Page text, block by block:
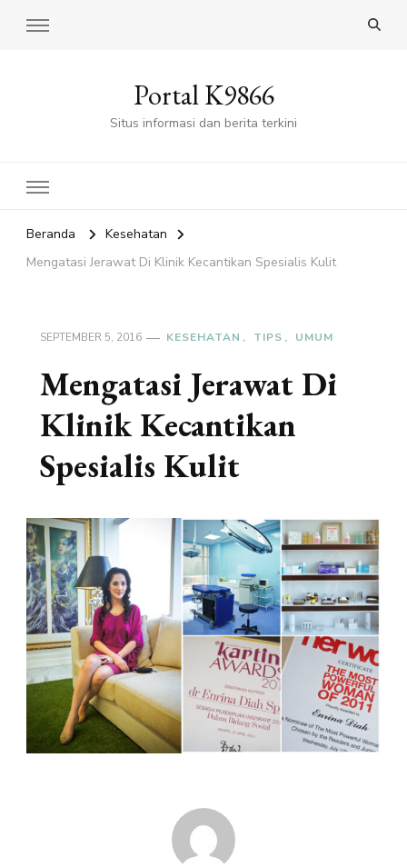
Portal K9866
Situs informasi dan berita terkini
Beranda
Kesehatan
Mengatasi Jerawat Di Klinik Kecantikan Spesialis Kulit
SEPTEMBER 5, 2016 KESEHATAN TIPS UMUM
Mengatasi Jerawat Di
Klinik Kecantikan
Spesialis Kulit